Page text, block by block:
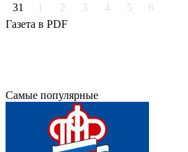
31
1 2 3 4 5
6
Газета в PDF
Самые популярные